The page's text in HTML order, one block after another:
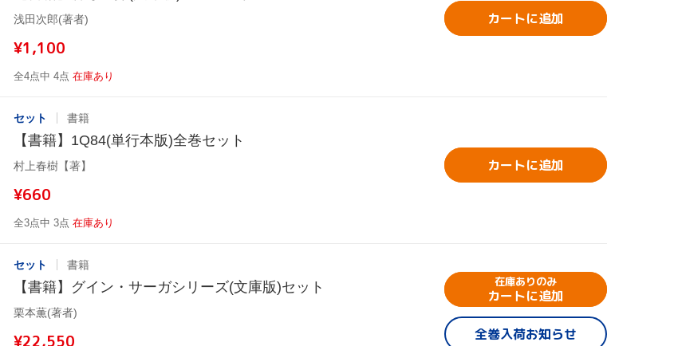
浅田次郎(著者)
¥1,100
全4点中 4点 在庫あり
カートに追加
セット 書籍
【書籍】1Q84(単行本版)全巻セット
村上春樹【著】
¥660
全3点中 3点 在庫あり
カートに追加
セット 書籍
【書籍】グイン・サーガシリーズ(文庫版)セット
栗本薫(著者)
¥22,550
在庫ありのみ
カートに追加
全巻入荷お知らせ